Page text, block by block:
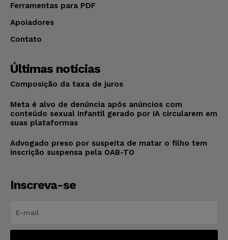
Ferramentas para PDF
Apoiadores
Contato
Últimas notícias
Composição da taxa de juros
Meta é alvo de denúncia após anúncios com
conteúdo sexual infantil gerado por IA circularem em
suas plataformas
Advogado preso por suspeita de matar o filho tem
inscrição suspensa pela OAB-TO
Inscreva-se